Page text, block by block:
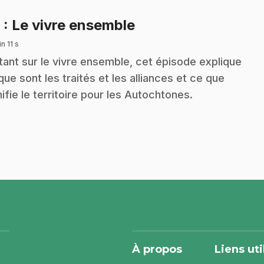
: Le vivre ensemble.
11 s
sur le vivre ensemble, cet épisode explique
sont les traités et les alliances et ce que
le territoire pour les Autochtones.
À propos Liens